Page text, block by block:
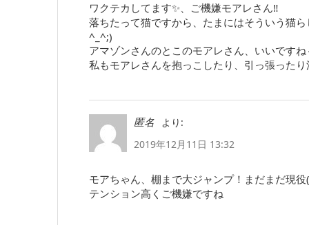
ワクテカしてます✨、ご機嫌モアレさん‼
落ちたって猫ですから、たまにはそういう猫
^_^;)
アマゾンさんのとこのモアレさん、いいですね
私もモアレさんを抱っこしたり、引っ張った
匿名
より:
2019年12月11日 13:32
モアちゃん、棚まで大ジャンプ！まだまだ現
テンション高くご機嫌ですね